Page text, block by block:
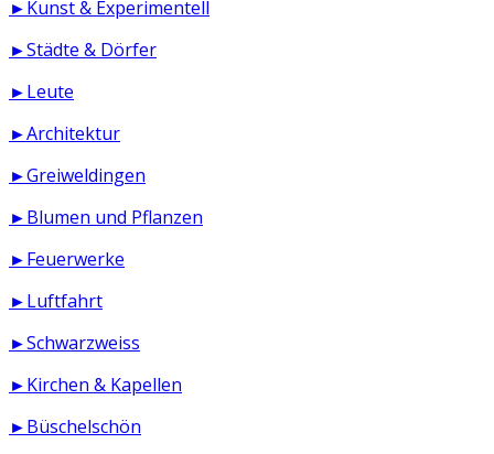
►Kunst & Experimentell
►Städte & Dörfer
►Leute
►Architektur
►Greiweldingen
►Blumen und Pflanzen
►Feuerwerke
►Luftfahrt
►Schwarzweiss
►Kirchen & Kapellen
►Büschelschön